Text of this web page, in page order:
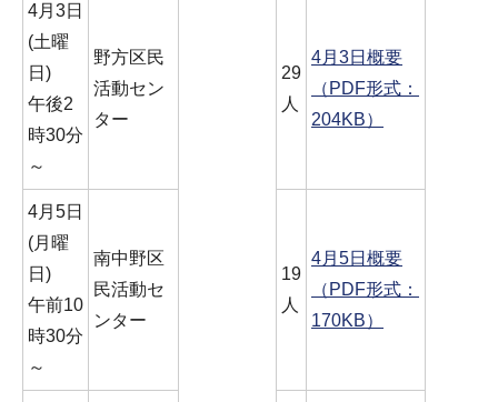
4月3日
(土曜
日)
午後2
時30分
～
野方区民
活動セン
ター
29
人
4月3日概要
（PDF形式：
204KB）
4月5日
(月曜
日)
午前10
時30分
～
南中野区
民活動セ
ンター
19
人
4月5日概要
（PDF形式：
170KB）